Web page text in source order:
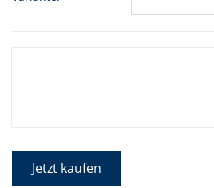
Jetzt kaufen